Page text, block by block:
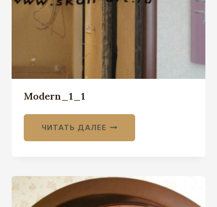
Modern_1_1
ЧИТАТЬ ДАЛЕЕ